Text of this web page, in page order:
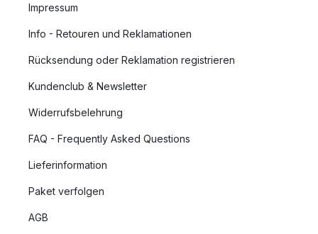
Impressum
Info - Retouren und Reklamationen
Rücksendung oder Reklamation registrieren
Kundenclub & Newsletter
Widerrufsbelehrung
FAQ - Frequently Asked Questions
Lieferinformation
Paket verfolgen
AGB